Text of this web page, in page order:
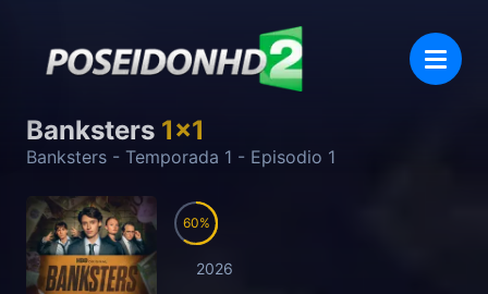
Banksters 1x1
Banksters - Temporada 1 - Episodio 1
60
2026